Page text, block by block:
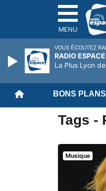
MENU
BONS PLANS
Tags -
Musique
VOUS ÉCOUTEZ
RADIO ESPACE
La Plus Lyon